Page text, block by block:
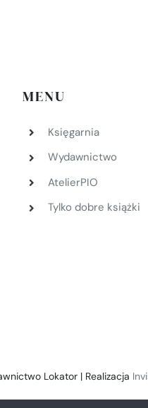
MENU
Księgarnia
Wydawnictwo
AtelierPIO
Tylko dobre książki
Lokator | Realizacja